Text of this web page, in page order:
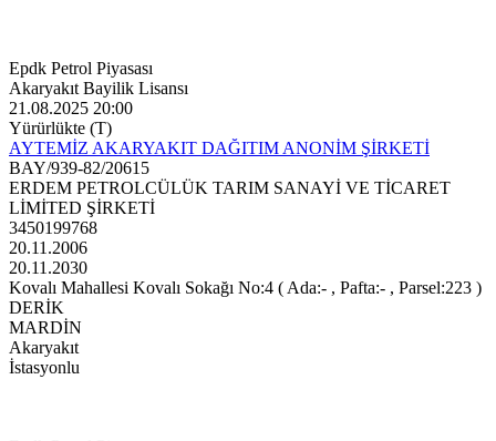
Epdk Petrol Piyasası
Akaryakıt Bayilik Lisansı
21.08.2025 20:00
Yürürlükte (T)
AYTEMİZ AKARYAKIT DAĞITIM ANONİM ŞİRKETİ
BAY/939-82/20615
ERDEM PETROLCÜLÜK TARIM SANAYİ VE TİCARET
LİMİTED ŞİRKETİ
3450199768
20.11.2006
20.11.2030
Kovalı Mahallesi Kovalı Sokağı No:4 ( Ada:- , Pafta:- , Parsel:223 )
DERİK
MARDİN
Akaryakıt
İstasyonlu